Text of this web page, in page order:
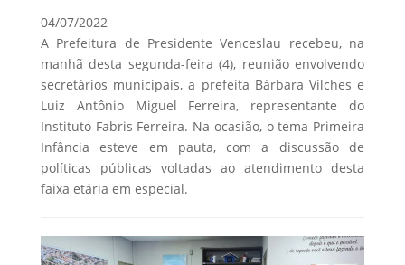
04/07/2022
A Prefeitura de Presidente Venceslau recebeu, na
manhã desta segunda-feira (4), reunião envolvendo
secretários municipais, a prefeita Bárbara Vilches e
Luiz Antônio Miguel Ferreira, representante do
Instituto Fabris Ferreira. Na ocasião, o tema Primeira
Infância esteve em pauta, com a discussão de
políticas públicas voltadas ao atendimento desta
faixa etária em especial.